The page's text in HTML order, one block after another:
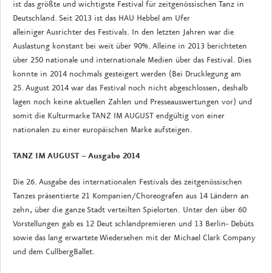
ist das größte und wichtigste Festival für zeitgenössischen Tanz in
Deutschland. Seit 2013 ist das HAU Hebbel am Ufer
alleiniger Ausrichter des Festivals. In den letzten Jahren war die
Auslastung konstant bei weit über 90%. Alleine in 2013 berichteten
über 250 nationale und internationale Medien über das Festival. Dies
konnte in 2014 nochmals gesteigert werden (Bei Drucklegung am
25. August 2014 war das Festival noch nicht abgeschlossen, deshalb
lagen noch keine aktuellen Zahlen und Presseauswertungen vor) und
somit die Kulturmarke TANZ IM AUGUST endgültig von einer
nationalen zu einer europäischen Marke aufsteigen.
TANZ IM AUGUST – Ausgabe 2014
Die 26. Ausgabe des internationalen Festivals des zeitgenössischen
Tanzes präsentierte 21 Kompanien/Choreografen aus 14 Ländern an
zehn, über die ganze Stadt verteilten Spielorten. Unter den über 60
Vorstellungen gab es 12 Deut schlandpremieren und 13 Berlin- Debüts
sowie das lang erwartete Wiedersehen mit der Michael Clark Company
und dem CullbergBallet.